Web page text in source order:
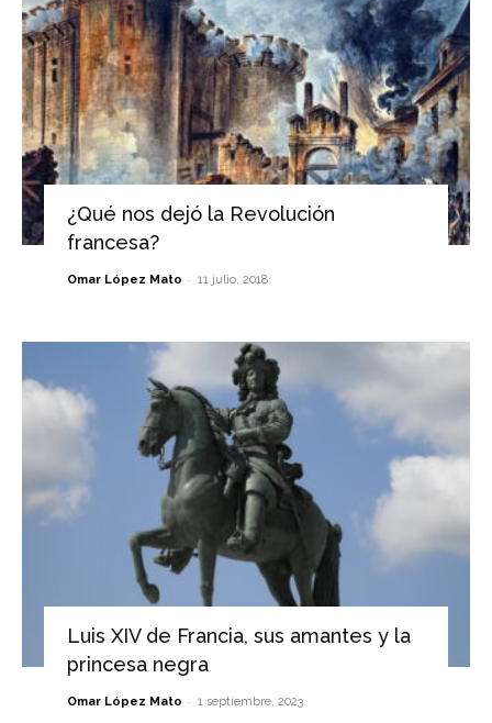
¿Qué nos dejó la Revolución
francesa?
Omar López Mato - 11 julio, 2018
Luis XIV de Francia, sus amantes y la
princesa negra
Omar López Mato - 1 septiembre, 2023